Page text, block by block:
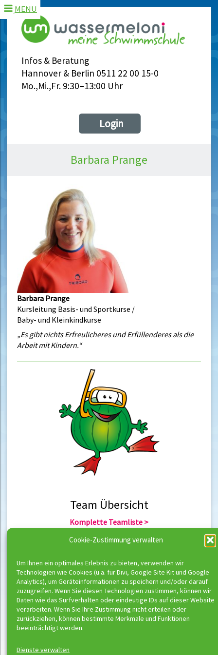
Cookie-Zustimmung verwalten
Um Ihnen ein optimales Erlebnis zu bieten, verwenden wir
Technologien wie Cookies (u.a. für Divi, Google Site Kit und Google
Analytics), um Geräteinformationen zu speichern und/oder darauf
zuzugreifen. Wenn Sie diesen Technologien zustimmen, können wir
Daten wie das Surfverhalten oder eindeutige IDs auf dieser Website
verarbeiten. Wenn Sie Ihre Zustimmung nicht erteilen oder
zurückziehen, können bestimmte Merkmale und Funktionen
beeinträchtigt werden.
Dienste verwalten
Infos & Beratung
Hannover & Berlin 0511 22 00 15-0
Mo.,Mi.,Fr. 9:30–13:00 Uhr
MENU
Login
Barbara Prange
Barbara Prange
Kursleitung Basis- und Sportkurse /
Baby- und Kleinkindkurse
„Es gibt nichts Erfreulicheres und Erfüllenderes als die
Arbeit mit Kindern.“
Team Übersicht
Komplette Teamliste >
Team Hannover >
Team Übersicht
Komplette Trainerliste >
Trainer Berlin >
Trainer Hannover >